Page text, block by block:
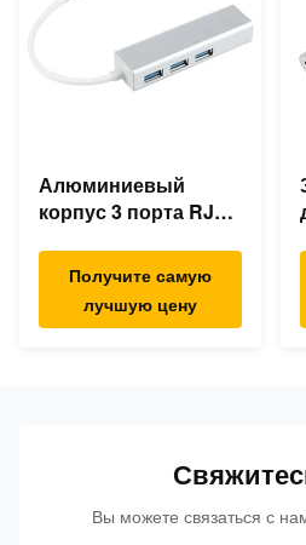
Алюминиевый
корпус 3 порта RJ45
HubПолучите самую
лучшую цену
Вы можете связаться с